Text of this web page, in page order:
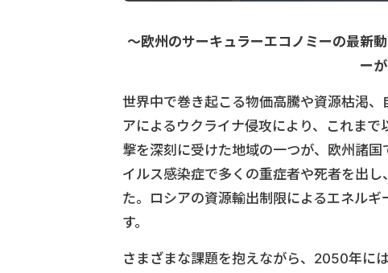
〜欧州のサーキュラーエコノミーの最新
ー
世界中で巻き起こる物価高騰や資源枯渇
アによるウクライナ侵攻により、これま
撃を深刻に受けた地域の一つが、欧州諸
イルス感染症で多くの重症者や死者を出
た。ロシアの資源輸出制限によるエネル
す。
さまざまな課題を抱えながら、2050年に